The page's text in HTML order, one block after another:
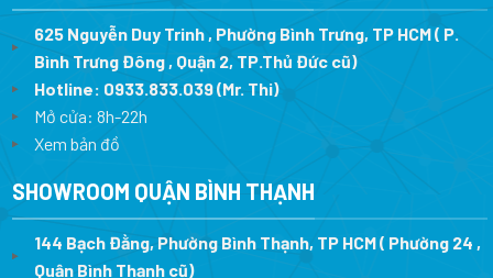
625 Nguyễn Duy Trinh , Phường Bình Trưng, TP HCM ( P.
Bình Trưng Đông , Quận 2, TP.Thủ Đức cũ)
Hotline: 0933.833.039(Mr. Thi)
Mở cửa: 8h-22h
Xem bản đồ
SHOWROOM QUẬN BÌNH THẠNH
144 Bạch Đằng, Phường Bình Thạnh, TP HCM ( Phường 24 ,
Quận Bình Thạnh cũ)